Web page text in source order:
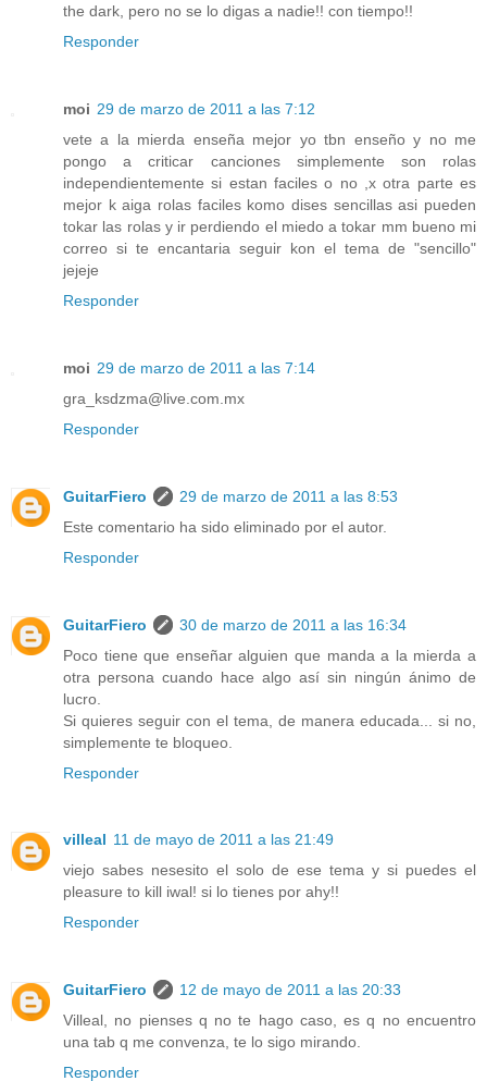
the dark, pero no se lo digas a nadie!! con tiempo!!
Responder
moi 29 de marzo de 2011 a las 7:12
vete a la mierda enseña mejor yo tbn enseño y no me
pongo a criticar canciones simplemente son rolas
independientemente si estan faciles o no ,x otra parte es
mejor k aiga rolas faciles komo dises sencillas asi pueden
tokar las rolas y ir perdiendo el miedo a tokar mm bueno mi
correo si te encantaria seguir kon el tema de "sencillo"
jejeje
Responder
moi 29 de marzo de 2011 a las 7:14
gra_ksdzma@live.com.mx
Responder
GuitarFiero
29 de marzo de 2011 a las 8:53
Este comentario ha sido eliminado por el autor.
Responder
GuitarFiero
30 de marzo de 2011 a las 16:34
Poco tiene que enseñar alguien que manda a la mierda a
otra persona cuando hace algo así sin ningún ánimo de
lucro.
Si quieres seguir con el tema, de manera educada... si no,
simplemente te bloqueo.
Responder
villeal 11 de mayo de 2011 a las 21:49
viejo sabes nesesito el solo de ese tema y si puedes el
pleasure to kill iwal! si lo tienes por ahy!!
Responder
GuitarFiero
12 de mayo de 2011 a las 20:33
Villeal, no pienses q no te hago caso, es q no encuentro
una tab q me convenza, te lo sigo mirando.
Responder